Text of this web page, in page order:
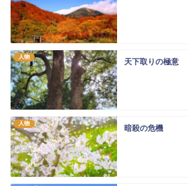
人物
天下取りの極意
人物
暗殺の危機